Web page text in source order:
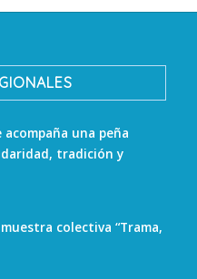
una peña
tradición y
colectiva “Trama,